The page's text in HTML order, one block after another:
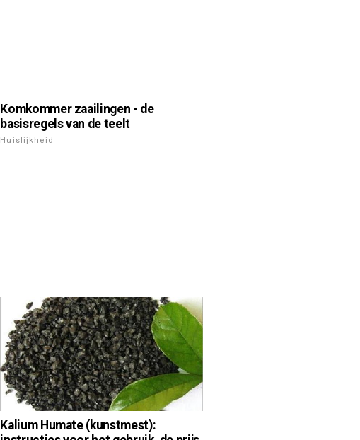
Komkommer zaailingen - de
basisregels van de teelt
Huislijkheid
Kalium Humate (kunstmest):